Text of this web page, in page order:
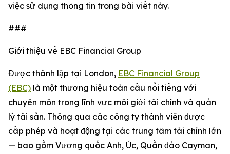
việc sử dụng thông tin trong bài viết này.
###
Giới thiệu về EBC Financial Group
Được thành lập tại London, EBC Financial Group
(EBC) là một thương hiệu toàn cầu nổi tiếng với
chuyên môn trong lĩnh vực môi giới tài chính và quản
lý tài sản. Thông qua các công ty thành viên được
cấp phép và hoạt động tại các trung tâm tài chính lớn
— bao gồm Vương quốc Anh, Úc, Quần đảo Cayman,